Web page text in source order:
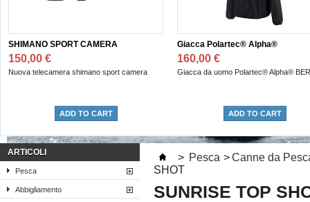
SHIMANO SPORT CAMERA
150,00 €
Nuova telecamera shimano sport camera
ADD TO CART
Giacca Polartec® Alpha®
160,00 €
Giacca da uomo Polartec® Alpha®
ADD TO CART
ARTICOLI
Pesca
Abbigliamento
> Pesca >Canne da
SHOT
SUNRISE TOP